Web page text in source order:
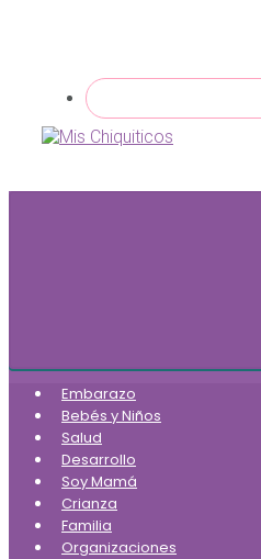
Embarazo
Bebés y Niños
Salud
Desarrollo
Soy Mamá
Crianza
Familia
Organizaciones